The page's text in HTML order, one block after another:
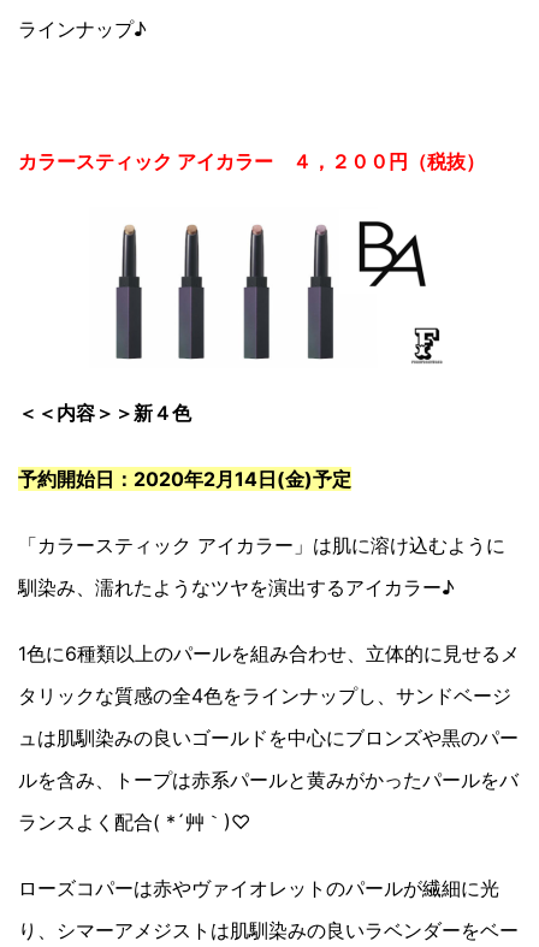
ラインナップ♪
カラースティック アイカラー ４，２００円（税抜）
＜＜内容＞＞新４色
予約開始日：2020年2月14日(金)予定
「カラースティック アイカラー」は肌に溶け込むように
馴染み、濡れたようなツヤを演出するアイカラー♪
1色に6種類以上のパールを組み合わせ、立体的に見せるメ
タリックな質感の全4色をラインナップし、サンドベージ
ュは肌馴染みの良いゴールドを中心にブロンズや黒のパー
ルを含み、トープは赤系パールと黄みがかったパールをバ
ランスよく配合( *´艸｀)♡
ローズコパーは赤やヴァイオレットのパールが繊細に光
り、シマーアメジストは肌馴染みの良いラベンダーをベー